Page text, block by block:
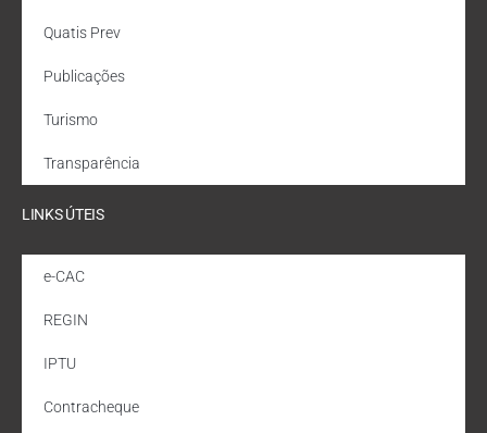
Quatis Prev
Publicações
Turismo
Transparência
LINKS ÚTEIS
e-CAC
REGIN
IPTU
Contracheque